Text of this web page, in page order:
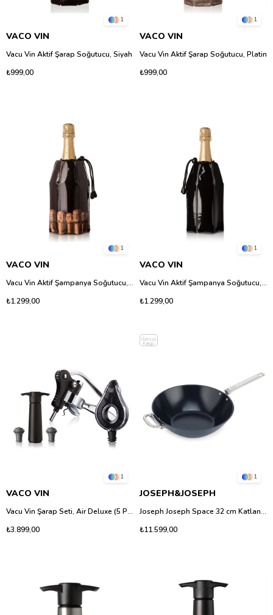
1
VACO VIN
Vacu Vin Aktif Şarap Soğutucu, Siyah
₺999,00
1
VACO VIN
Vacu Vin Aktif Şarap Soğutucu, Platin
₺999,00
1
VACO VIN
Vacu Vin Aktif Şampanya Soğutucu, Desenli
₺1.299,00
1
VACO VIN
Vacu Vin Aktif Şampanya Soğutucu, Siyah
₺1.299,00
1
VACO VIN
Vacu Vin Şarap Seti, Air Deluxe (5 Parça), Kutulu
₺3.899,00
1
JOSEPH&JOSEPH
Joseph Joseph Space 32 cm Katlanır Saplı Yapışmaz Seramik Wok Tava
₺11.599,00
Ücretsiz
Kargo